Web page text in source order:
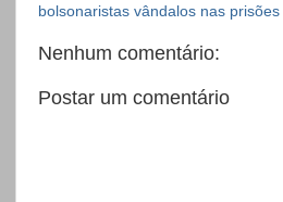
bolsonaristas vândalos nas
Nenhum comentário:
Postar um comentário